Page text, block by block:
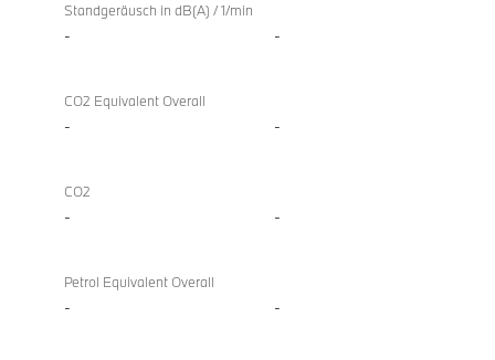
Standgeräusch in dB(A) / 1/min
- -
CO2 Equivalent Overall
- -
CO2
- -
Petrol Equivalent Overall
- -